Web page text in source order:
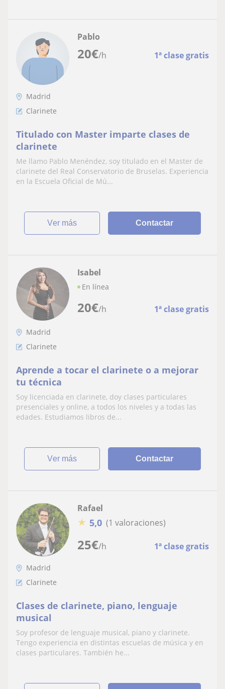
20€/h 1ª clase gratis
Pablo
Madrid
Clarinete
Titulado con Master imparte clases de
clarinete
Me llamo Pablo Menéndez, soy titulado en el Master de
clarinete del Real Conservatorio de Bruselas. Experiencia
en la Escuela Oficial de Mú...
ver más Contactar
20€/h 1ª clase gratis
Isabel
En línea
Madrid
Clarinete
Aprende a tocar el clarinete o a mejorar
tu técnica
Soy licenciada en clarinete, doy clases particulares
presenciales y online, a todos los niveles y a todas las
edades. Estudiamos libros de...
ver más Contactar
25€/h 1ª clase gratis
Rafael
★ 5,0 (1 valoraciones)
Madrid
Clarinete
Clases de clarinete, piano, lenguaje
musical
Soy profesor de lenguaje musical, piano y clarinete.
Tengo experiencia en distintas escuelas de música y en
clases particulares. También he...